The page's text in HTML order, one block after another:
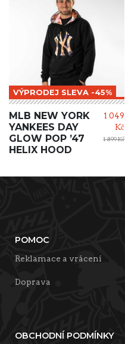
VÝPRODEJ SLEVA -45%
MLB NEW YORK
YANKEES DAY
GLOW POP ’47
HELIX HOOD
1 049
Kč
1 899 Kč
POMOC
Reklamace a vrácení
Doprava
OBCHODNÍ PODMÍNKY